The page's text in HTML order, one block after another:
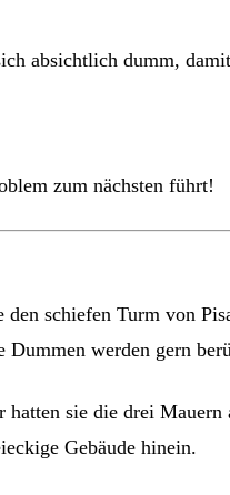
absichtlich dumm,
zum nächsten führt!
schiefen Turm von
werden gern
sie die drei
Gebäude hinein.